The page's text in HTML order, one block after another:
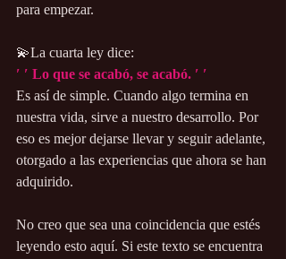
para empezar.
💫La cuarta ley dice:
′ ′ Lo que se acabó, se acabó. ′ ′
Es así de simple. Cuando algo termina en
nuestra vida, sirve a nuestro desarrollo. Por
eso es mejor dejarse llevar y seguir adelante,
otorgado a las experiencias que ahora se han
adquirido.
No creo que sea una coincidencia que estés
leyendo esto aquí. Si este texto se encuentra